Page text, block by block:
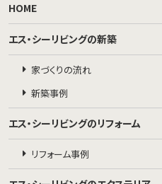
HOME
エス・シーリビングの新築
家づくりの流れ
新築事例
エス・シーリビングのリフォーム
リフォーム事例